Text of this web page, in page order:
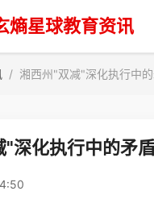
熵星球教育资讯
湘西州"双减"深化执行中
"深化执行中的矛